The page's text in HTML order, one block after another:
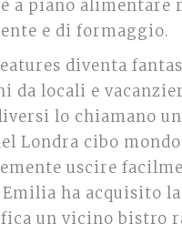
a piano alimentare
e di formaggio.
diventa
da locali e
lo chiamano
Londra cibo
uscire
Emilia ha acquisito la
un vicino bistro